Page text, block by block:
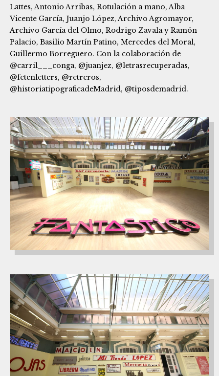
Lattes, Antonio Arribas, Rotulación a mano, Alba
Vicente García, Juanjo López, Archivo Agromayor,
Archivo García del Olmo, Rodrigo Zavala y Ramón
Palacio, Basilio Martín Patino, Mercedes del Moral,
Guillermo Borreguero. Con la colaboración de
@carril___conga, @juanjez, @letrasrecuperadas,
@fetenletters, @retreros,
@historiatipograficadeMadrid, @tiposdemadrid.